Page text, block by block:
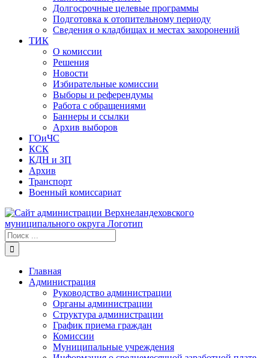
Долгосрочные целевые программы
Подготовка к отопительному периоду
Сведения о кладбищах и местах захоронений
ТИК
О комиссии
Решения
Новости
Избирательные комиссии
Выборы и референдумы
Работа с обращениями
Баннеры и ссылки
Архив выборов
ГОиЧС
КСК
КДН и ЗП
Архив
Транспорт
Военный комиссариат
Результат
поиска:
Главная
Администрация
Руководство администрации
Органы администрации
Структура администрации
График приема граждан
Комиссии
Муниципальные учреждения